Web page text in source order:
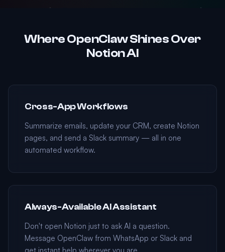
Where OpenClaw Shines Over
Notion AI
Cross-App Workflows
Summarize emails, update your CRM, create Notion
pages, and send a Slack summary — all in one
automated workflow.
Always-Available AI Assistant
Don't open Notion just to ask AI a question.
Message OpenClaw from WhatsApp or Slack and